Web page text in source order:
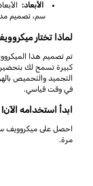
الأبعاد:
سم، تصميم
لماذا تختار ميكروويف
تم تصميم هذا
كبيرة تسمح لك
التجميد والتحميص
في وقت قياسي.
ابدأ استخدامه الآن!
مرة.